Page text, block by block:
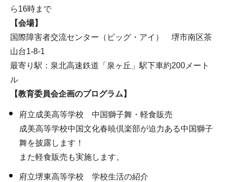
ら16時まで
【会場】
国際障害者交流センター（ビッグ・アイ） 堺市南区茶
山台1-8-1
最寄り駅：泉北高速鉄道「泉ヶ丘」駅下車約200メート
ル
【教育委員会企画のプログラム】
府立成美高等学校 中国獅子舞・軽食販売
成美高等学校中国文化春暁倶楽部が迫力ある中国獅子
舞を披露します！
また軽食販売も実施します。
府立堺東高等学校 学校生活の紹介